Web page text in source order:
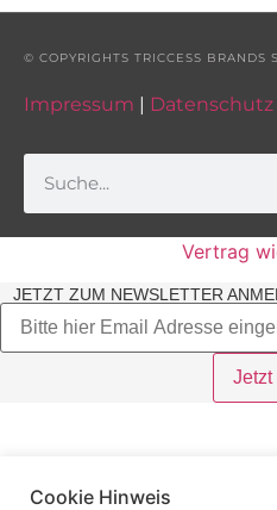
© COPYRIGHTS TRICCESS BRANDS
Impressum | Datenschutz
Vertrag
Cookie Hinweis
JETZT ZUM NEWSLETTER